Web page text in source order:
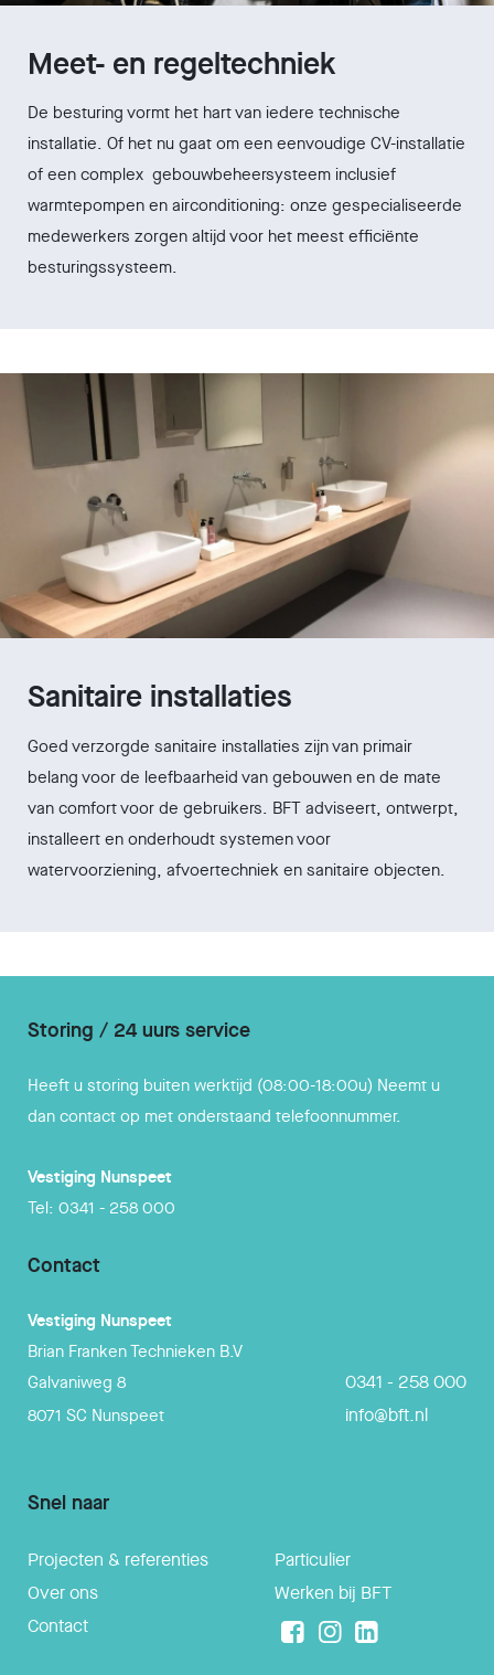
Meet- en regeltechniek
De besturing vormt het hart van iedere technische
installatie. Of het nu gaat om een eenvoudige CV-installatie
of een complex gebouwbeheersysteem inclusief
warmtepompen en airconditioning: onze gespecialiseerde
medewerkers zorgen altijd voor het meest efficiënte
besturingssysteem.
Sanitaire installaties
Goed verzorgde sanitaire installaties zijn van primair
belang voor de leefbaarheid van gebouwen en de mate
van comfort voor de gebruikers. BFT adviseert, ontwerpt,
installeert en onderhoudt systemen voor
watervoorziening, afvoertechniek en sanitaire objecten.
Storing / 24 uurs service
Heeft u storing buiten werktijd (08:00-18:00u) Neemt u
dan contact op met onderstaand telefoonnummer.
Vestiging Nunspeet
Tel: 0341 - 258 000
Contact
Vestiging Nunspeet
Brian Franken Technieken B.V
Galvaniweg 8
8071 SC Nunspeet
0341 - 258 000
info@bft.nl
Snel naar
Projecten & referenties
Particulier
Over ons
Werken bij BFT
Contact